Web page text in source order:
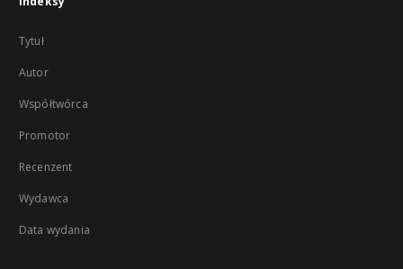
Tytuł
Autor
Współtwórca
Promotor
Recenzent
Wydawca
Data wydania